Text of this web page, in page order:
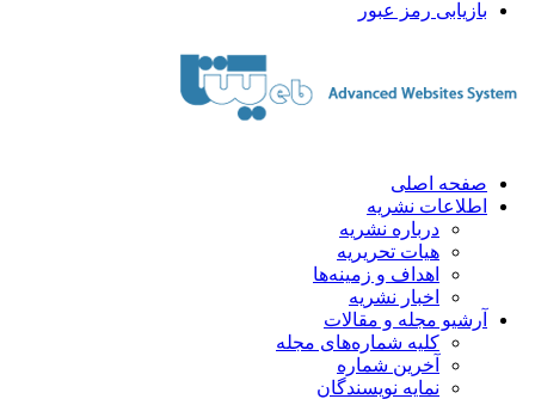
بازیابی رمز عبور
صفحه اصلی
اطلاعات نشریه
درباره نشریه
هیات تحریریه
اهداف و زمینه‌ها
اخبار نشریه
آرشیو مجله و مقالات
کلیه شماره‌های مجله
آخرین شماره
نمایه نویسندگان